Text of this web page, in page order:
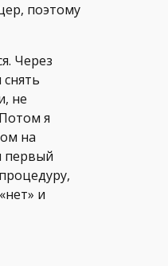
поэтому
Через
не
я
на
первый
и